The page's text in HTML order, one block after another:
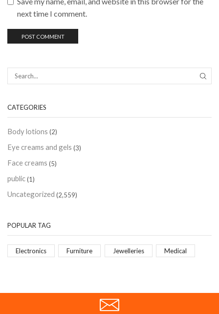
next time I comment.
CATEGORIES
Body lotions (2)
Eye creams and gels (3)
Face creams (5)
public(1)
Uncategorized (2,559)
POPULAR TAG
Electronics Furniture Jewelleries Medical